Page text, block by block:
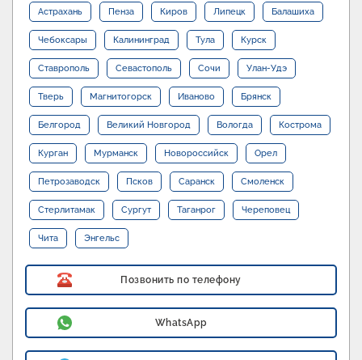
Астрахань Пенза Киров Липецк Балашиха
Чебоксары Калининград Тула Курск
Ставрополь Севастополь Сочи Улан-Удэ
Тверь Магнитогорск Иваново Брянск
Белгород Великий Новгород Вологда Кострома
Курган Мурманск Новороссийск Орел
Петрозаводск Псков Саранск Смоленск
Стерлитамак Сургут Таганрог Череповец
Чита Энгельс
Позвонить по телефону
WhatsApp